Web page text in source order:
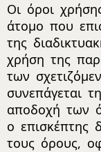
Οι όροι
άτομο που
της
χρήση της
των
συνεπάγεται
αποδοχή των
ο επισκέπτης
τους όρους,